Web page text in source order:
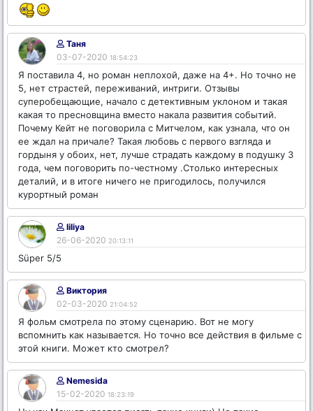
Таня
03-07-2020 18:54:23
Я поставила 4, но роман неплохой, даже на 4+. Но точно не
5, нет страстей, переживаний, интриги. Отзывы
суперобещающие, начало с детективным уклоном и такая
какая то пресновщина вместо накала развития событий.
Почему Кейт не поговорила с Митчелом, как узнала, что он
ее ждал на причале? Такая любовь с первого взгляда и
гордыня у обоих, нет, лучше страдать каждому в подушку 3
года, чем поговорить по-честному .Столько интересных
деталий, и в итоге ничего не пригодилось, получился
курортный роман
liliya
26-06-2020 20:13:11
Süper 5/5
Виктория
02-03-2020 21:04:52
Я фольм смотрела по этому сценарию. Вот не могу
вспомнить как называется. Но точно все действия в фильме с
этой книги. Может кто смотрел?
Nemesida
15-02-2020 18:23:19